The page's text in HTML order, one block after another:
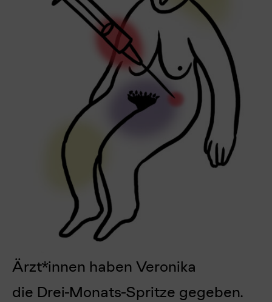
Ärzt*innen haben Veronika
die Drei-Monats-Spritze gegeben.